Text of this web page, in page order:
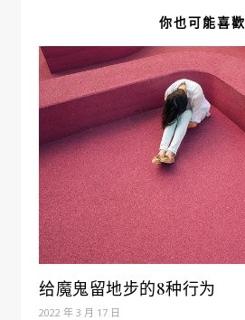
你也可能喜歡
给魔鬼留地步的8种行为
2022 年 3 月 17 日